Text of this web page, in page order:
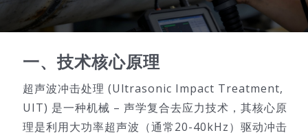
技术服务
公司新闻
一、技术核心原理
超声波冲击处理 (Ultrasonic Impact Treatment,
UIT) 是一种机械 – 声学复合去应力技术，其核心原
理是利用大功率超声波（通常20-40kHz）驱动冲击